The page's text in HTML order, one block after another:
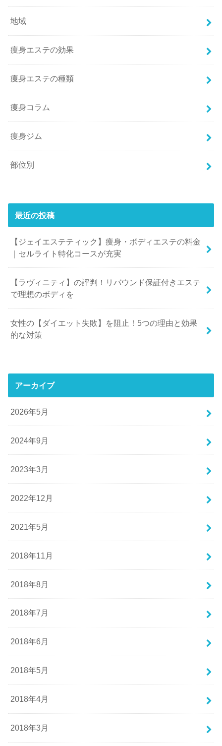
地域
痩身エステの効果
痩身エステの種類
痩身コラム
痩身ジム
部位別
最近の投稿
【ジェイエステティック】痩身・ボディエステの料金
｜セルライト特化コースが充実
【ラヴィニティ】の評判！リバウンド保証付きエステ
で理想のボディを
女性の【ダイエット失敗】を阻止！5つの理由と効果
的な対策
アーカイブ
2026年5月
2024年9月
2023年3月
2022年12月
2021年5月
2018年11月
2018年8月
2018年7月
2018年6月
2018年5月
2018年4月
2018年3月